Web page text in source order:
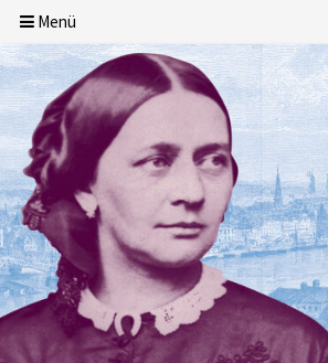
Menü
17.6.2025 – 31.8.2027